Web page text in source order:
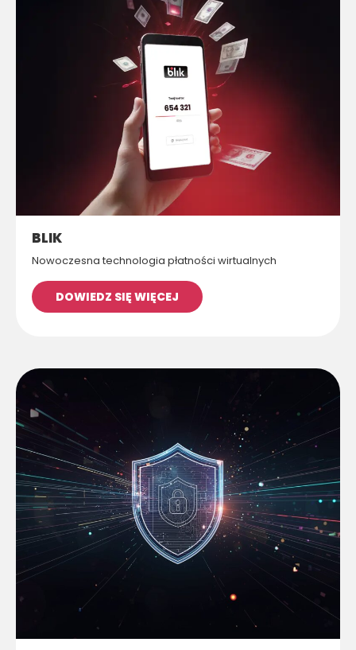
BLIK
Nowoczesna technologia płatności wirtualnych
DOWIEDZ SIĘ WIĘCEJ